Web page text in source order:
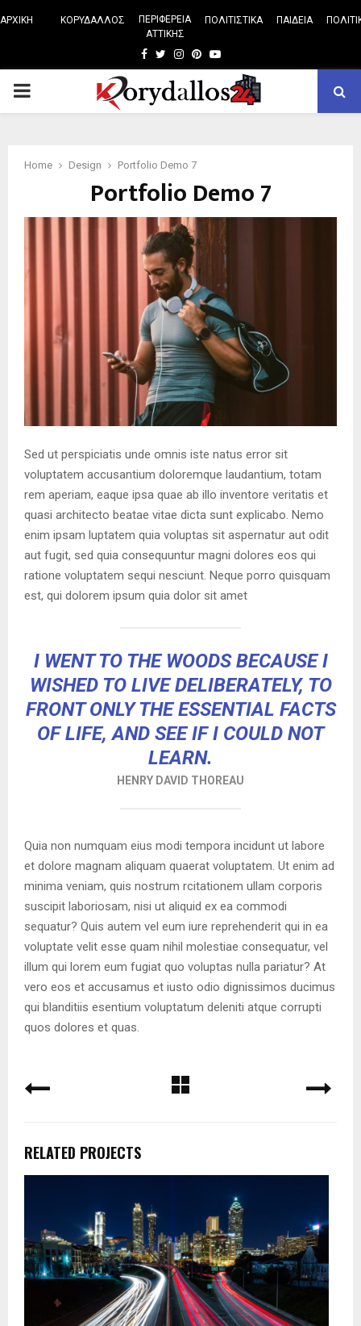
ΑΡΧΙΚΗ ΚΟΡΥΔΑΛΛΟΣ
ΠΕΡΙΦΕΡΕΙΑ
ΑΤΤΙΚΗΣ
ΠΟΛΙΤΙΣΤΙΚΑ ΠΑΙΔΕΙΑ
Facebook
TwitterInstagram
Pinterest
Youtube
PRIMARY
Home Design Portfolio Demo 7
Portfolio Demo 7
Sed ut perspiciatis unde omnis iste natus error sit
voluptatem accusantium doloremque laudantium, totam
rem aperiam, eaque ipsa quae ab illo inventore veritatis et
quasi architecto beatae vitae dicta sunt explicabo. Nemo
enim ipsam luptatem quia voluptas sit aspernatur aut odit
aut fugit, sed quia consequuntur magni dolores eos qui
ratione voluptatem sequi nesciunt. Neque porro quisquam
est, qui dolorem ipsum quia dolor sit amet
I WENT TO THE WOODS BECAUSE I
WISHED TO LIVE DELIBERATELY, TO
FRONT ONLY THE ESSENTIAL FACTS
OF LIFE, AND SEE IF I COULD NOT
LEARN.
HENRY DAVID THOREAU
Quia non numquam eius modi tempora incidunt ut labore
et dolore magnam aliquam quaerat voluptatem. Ut enim ad
minima veniam, quis nostrum rcitationem ullam corporis
suscipit laboriosam, nisi ut aliquid ex ea commodi
sequatur? Quis autem vel eum iure reprehenderit qui in ea
voluptate velit esse quam nihil molestiae consequatur, vel
illum qui lorem eum fugiat quo voluptas nulla pariatur? At
vero eos et accusamus et iusto odio dignissimos ducimus
qui blanditiis esentium voluptatum deleniti atque corrupti
quos dolores et quas.
RELATED PROJECTS